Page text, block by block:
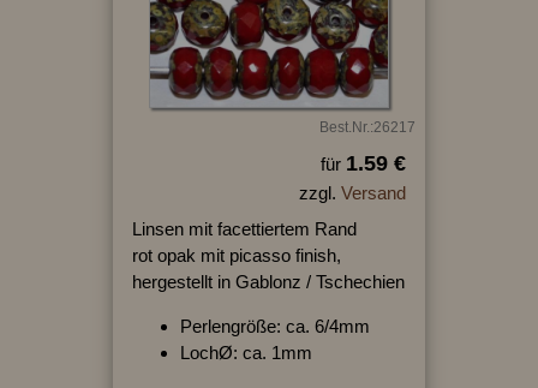
Best.Nr.:26217
für 1.59 €
zzgl. Versand
Linsen mit facettiertem Rand
rot opak mit picasso finish,
hergestellt in Gablonz / Tschechien
Perlengröße: ca. 6/4mm
LochØ: ca. 1mm